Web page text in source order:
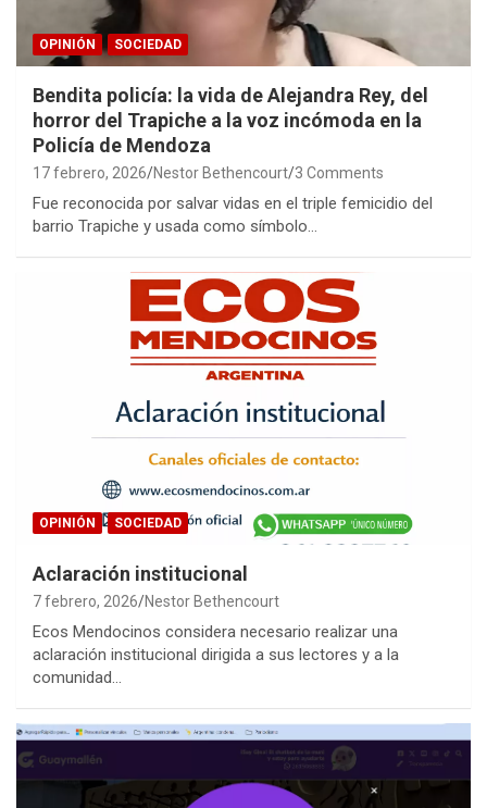
OPINIÓN SOCIEDAD
Bendita policía: la vida de Alejandra Rey, del
horror del Trapiche a la voz incómoda en la
Policía de Mendoza
17 febrero, 2026 Nestor Bethencourt 3 Comments
Fue reconocida por salvar vidas en el triple femicidio del
barrio Trapiche y usada como símbolo…
OPINIÓN SOCIEDAD
Aclaración institucional
7 febrero, 2026 Nestor Bethencourt
Ecos Mendocinos considera necesario realizar una
aclaración institucional dirigida a sus lectores y a la
comunidad…